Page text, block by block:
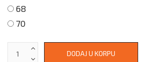
68
70